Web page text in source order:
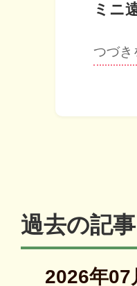
ミニ
つづき
ビ
ゲ
過去の記事
2026年07